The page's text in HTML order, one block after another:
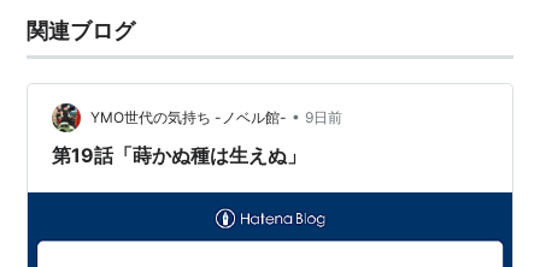
は新井先生。体育科の若い先生。 私より三つ上くらい。
「瀬良先生、今日はありがとうございます」 「いえ、
関連ブログ
YMO世代の気持ち -ノベル館- • 9日前
第19話「蒔かぬ種は生えぬ」